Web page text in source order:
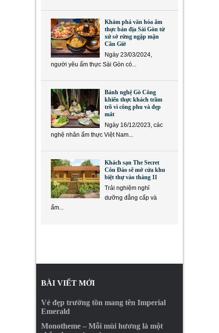
Khám phá văn hóa ẩm
thực bản địa Sài Gòn từ
xứ sở rừng ngập mặn
Cần Giờ
Ngày 23/03/2024,
người yêu ẩm thực Sài Gòn có...
Bánh nghệ Gò Công
khiến thực khách trầm
trồ vì công phu và đẹp
mắt
Ngày 16/12/2023, các
nghệ nhân ẩm thực Việt Nam...
Khách sạn The Secret
Côn Đảo sẽ mở cửa khu
biệt thự vào tháng 11
Trải nghiệm nghỉ
dưỡng đẳng cấp và
ẩm...
BÀI VIẾT MỚI
Vẻ đẹp trường tồn mang tên Imperial
Emerald
Monotheme – Mỗi mùi hương là một